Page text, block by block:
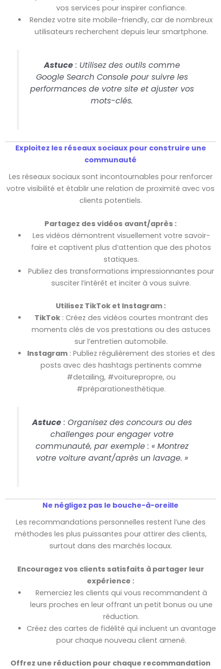
vos services pour inspirer confiance.
Rendez votre site mobile-friendly, car de nombreux
utilisateurs recherchent depuis leur smartphone.
Astuce: Utilisez des outils comme
Google Search Console pour suivre les
performances de votre site et ajuster vos
mots-clés.
Exploitez les réseaux sociaux pour construire une
communauté
Les réseaux sociaux sont incontournables pour renforcer
votre visibilité et établir une relation de proximité avec vos
clients potentiels.
Partagez des vidéos avant/après :
Les vidéos démontrent visuellement votre savoir-
faire et captivent plus d’attention que des photos
statiques.
Publiez des transformations impressionnantes pour
susciter l’intérêt et inciter à vous suivre.
Utilisez TikTok et Instagram :
TikTok: Créez des vidéos courtes montrant des
moments clés de vos prestations ou des astuces
sur l’entretien automobile.
Instagram : Publiez régulièrement des stories et des
posts avec des hashtags pertinents comme
#detailing, #voiturepropre, ou
#préparationesthétique.
Astuce: Organisez des concours ou des
challenges pour engager votre
communauté, par exemple : « Montrez
votre voiture avant/après un lavage. »
Ne négligez pas le bouche-à-oreille
Les recommandations personnelles restent l’une des
méthodes les plus puissantes pour attirer des clients,
surtout dans des marchés locaux.
Encouragez vos clients satisfaits à partager leur
expérience :
Remerciez les clients qui vous recommandent à
leurs proches en leur offrant un petit bonus ou une
réduction.
Créez des cartes de fidélité qui incluent un avantage
pour chaque nouveau client amené.
Offrez une réduction pour chaque recommandation